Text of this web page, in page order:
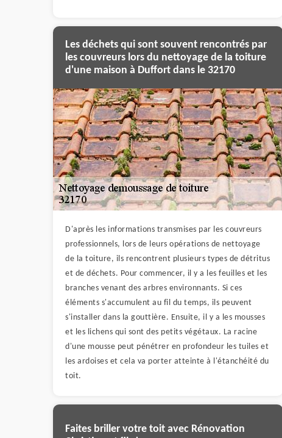
Les déchets qui sont souvent rencontrés par
les couvreurs lors du nettoyage de la toiture
d'une maison à Duffort dans le 32170
D'après les informations transmises par les couvreurs
professionnels, lors de leurs opérations de nettoyage
de la toiture, ils rencontrent plusieurs types de détritus
et de déchets. Pour commencer, il y a les feuilles et les
branches venant des arbres environnants. Si ces
éléments s'accumulent au fil du temps, ils peuvent
s'installer dans la gouttière. Ensuite, il y a les mousses
et les lichens qui sont des petits végétaux. La racine
d'une mousse peut pénétrer en profondeur les tuiles et
les ardoises et cela va porter atteinte à l'étanchéité du
toit.
Faites briller votre toit avec Rénovation